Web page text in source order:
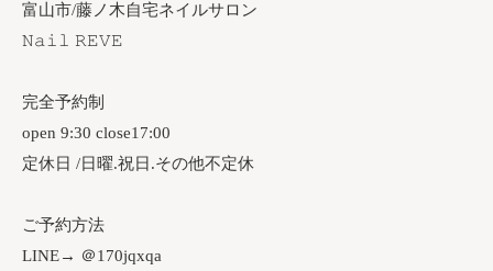
富山市/藤ノ木自宅ネイルサロン
𝙽𝚊𝚒𝚕 𝚁𝙴𝚅𝙴
完全予約制
open 9:30 close17:00
定休日 /日曜.祝日.その他不定休
ご予約方法
LINE→ ＠170jqxqa